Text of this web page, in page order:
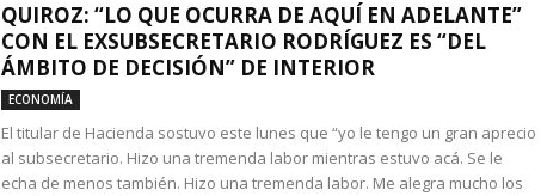
QUIROZ: “LO QUE OCURRA DE AQUÍ EN ADELANTE”
CON EL EXSUBSECRETARIO RODRÍGUEZ ES “DEL
ÁMBITO DE DECISIÓN” DE INTERIOR
ECONOMÍA
El titular de Hacienda sostuvo este lunes que “yo le tengo un gran aprecio
al subsecretario. Hizo una tremenda labor mientras estuvo acá. Se le
echa de menos también. Hizo una tremenda labor. Me alegra mucho los